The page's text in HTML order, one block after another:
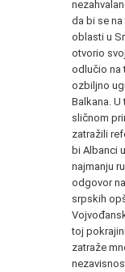
da bi se
oblasti u
otvorio
odlučio na
ozbiljno
Balkana.
sličnom
zatražili
bi Albanci
najmanju
odgovor
srpskih
toj
zatraže